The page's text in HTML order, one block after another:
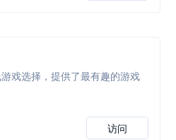
戏选择，提供了最有趣的游戏
访问